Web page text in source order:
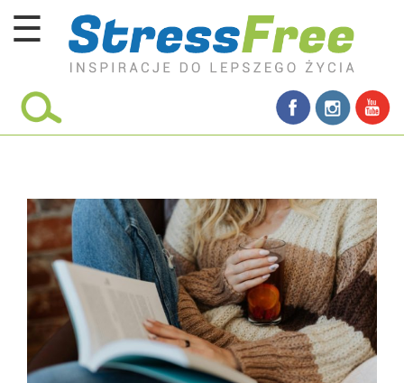
☰
Kursy online
umysł
proste życie
relaks
filozofia życia
wolność od stresu
miłość i rodzina